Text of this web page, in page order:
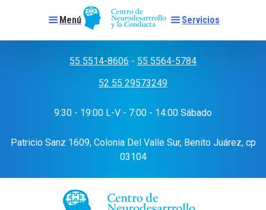
55 5514-8606 - 55 5564-5784
52 55 29573249
9:30 - 19:00 L-V - 7:00 - 14:00 Sábado
Patricio Sanz 1609, Colonia Del Valle Sur, Benito Juárez, cp
03104
Menú Servicios